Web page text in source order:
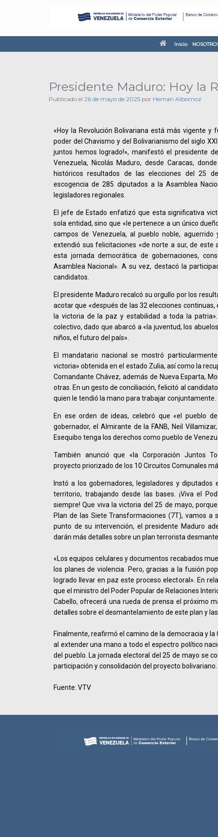
Inicio
Presidente Maduro: Hoy la
Publicado el 26 de mayo de 2025 por Hernan Albornoz
«Hoy la Revolución Bolivariana está más vigente y
poder del Chavismo y del Bolivarianismo del siglo
juntos hemos logrado!», manifestó el presidente
Venezuela, Nicolás Maduro, desde Caracas,
históricos resultados de las elecciones del 25
escogencia de 285 diputados a la Asamblea
legisladores regionales.
El jefe de Estado enfatizó que esta significativa
sola entidad, sino que «le pertenece a un único
campos de Venezuela, al pueblo noble, aguerrido
extendió sus felicitaciones «de norte a sur, de este
esta jornada democrática de gobernaciones,
Asamblea Nacional». A su vez, destacó la
candidatos.
El presidente Maduro recalcó su orgullo por los
acotar que «después de las 32 elecciones
la victoria de la paz y estabilidad a toda la
colectivo, dado que abarcó a «la juventud, los
niños, el futuro del país».
El mandatario nacional se mostró
victoria» obtenida en el estado Zulia, así como la
Comandante Chávez, además de Nueva Esparta,
otras. En un gesto de conciliación, felicitó al
quien le tendió la mano para trabajar conjuntamente.
En ese orden de ideas, celebró que «el pueblo
gobernador, el Almirante de la FANB, Neil
Esequibo tenga los derechos como pueblo de
También anunció que «la Corporación Juntos
proyecto priorizado de los 10 Circuitos Comunales
Instó a los gobernadores, legisladores y diputados
territorio, trabajando desde las bases. ¡Viva el
siempre! Que viva la victoria del 25 de mayo,
Plan de las Siete Transformaciones (7T), vamos a
punto de su intervención, el presidente Maduro
darán más detalles sobre un plan terrorista
«Los equipos celulares y documentos recabados
los planes de violencia. Pero, gracias a la fusión
logrado llevar en paz este proceso electoral». En
que el ministro del Poder Popular de Relaciones
Cabello, ofrecerá una rueda de prensa el próximo
detalles sobre el desmantelamiento de este plan y
Finalmente, reafirmó el camino de la democracia y
al extender una mano a todo el espectro político
del pueblo. La jornada electoral del 25 de mayo se
participación y consolidación del proyecto bolivariano.
Fuente: VTV